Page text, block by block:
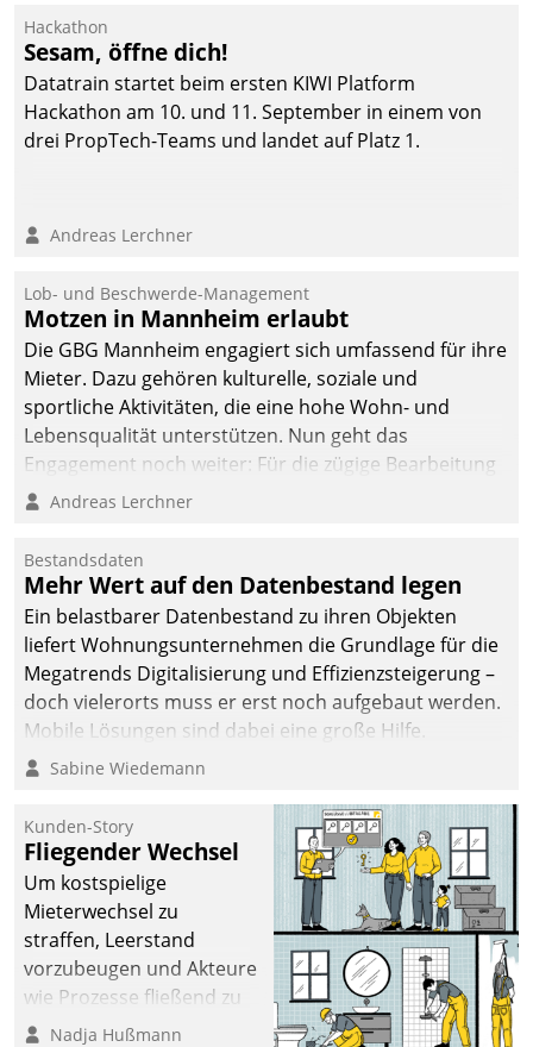
Die monatlichen
Mitteilungen zum
Heizungs- und
Wasserverbrauch gehen
automatisiert, vollständig
und auf Wunsch über
Kommunikationswege bei
Hackathon
Sesam, öffne dich!
Datatrain startet beim ersten KIWI Platform
Hackathon am 10. und 11. September in einem von
drei PropTech-Teams und landet auf Platz 1.
Andreas Lerchner
Lob- und Beschwerde-Management
Motzen in Mannheim erlaubt
Die GBG Mannheim engagiert sich umfassend für ihre
Mieter. Dazu gehören kulturelle, soziale und
sportliche Aktivitäten, die eine hohe Wohn- und
Lebensqualität unterstützen. Nun geht das
Engagement noch weiter: Für die zügige Bearbeitung
von Beschwerden – oder Lob – richtet das
und Beschwerde-Management einen eigenen Kanal
ein.
Andreas Lerchner
Bestandsdaten
Mehr Wert auf den Datenbestand legen
Ein belastbarer Datenbestand zu ihren Objekten
liefert Wohnungsunternehmen die Grundlage für die
Megatrends Digitalisierung und Effizienzsteigerung –
doch vielerorts muss er erst noch aufgebaut werden.
Mobile Lösungen sind dabei eine große Hilfe.
Sabine Wiedemann
Kunden-Story
Fliegender Wechsel
Um kostspielige
Mieterwechsel zu
straffen, Leerstand
vorzubeugen und Akteure
wie Prozesse fließend zu
vernetzen, nutzt die
Nadja Hußmann